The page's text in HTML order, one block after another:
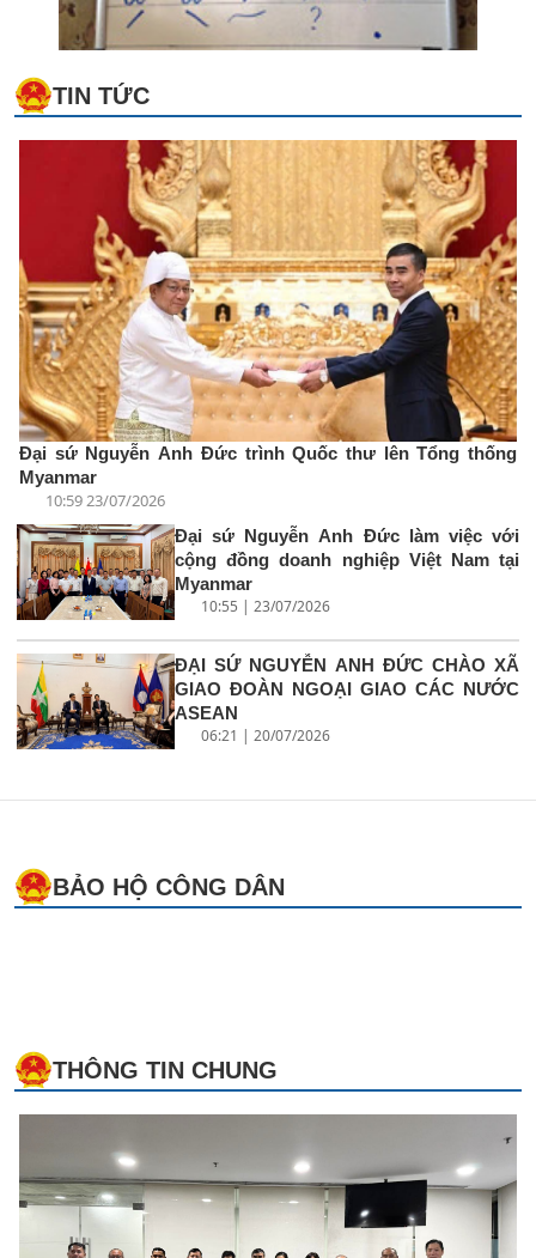
TIN TỨC
Đại sứ Nguyễn Anh Đức trình Quốc thư lên Tổng thống
Myanmar
10:59 23/07/2026
Đại sứ Nguyễn Anh Đức làm việc với
cộng đồng doanh nghiệp Việt Nam tại
Myanmar
10:55 | 23/07/2026
ĐẠI SỨ NGUYỄN ANH ĐỨC CHÀO XÃ
GIAO ĐOÀN NGOẠI GIAO CÁC NƯỚC
ASEAN
06:21 | 20/07/2026
BẢO HỘ CÔNG DÂN
THÔNG TIN CHUNG